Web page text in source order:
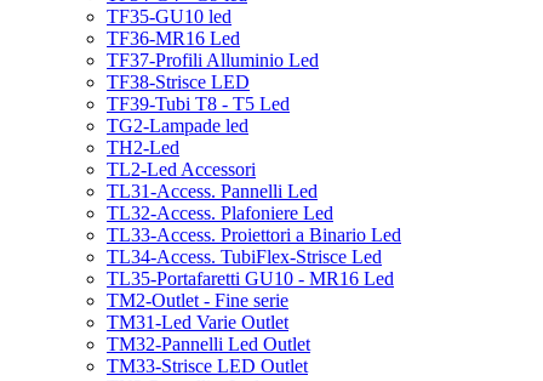
TF35-GU10 led
TF36-MR16 Led
TF37-Profili Alluminio Led
TF38-Strisce LED
TF39-Tubi T8 - T5 Led
TG2-Lampade led
TH2-Led
TL2-Led Accessori
TL31-Access. Pannelli Led
TL32-Access. Plafoniere Led
TL33-Access. Proiettori a Binario Led
TL34-Access. TubiFlex-Strisce Led
TL35-Portafaretti GU10 - MR16 Led
TM2-Outlet - Fine serie
TM31-Led Varie Outlet
TM32-Pannelli Led Outlet
TM33-Strisce LED Outlet